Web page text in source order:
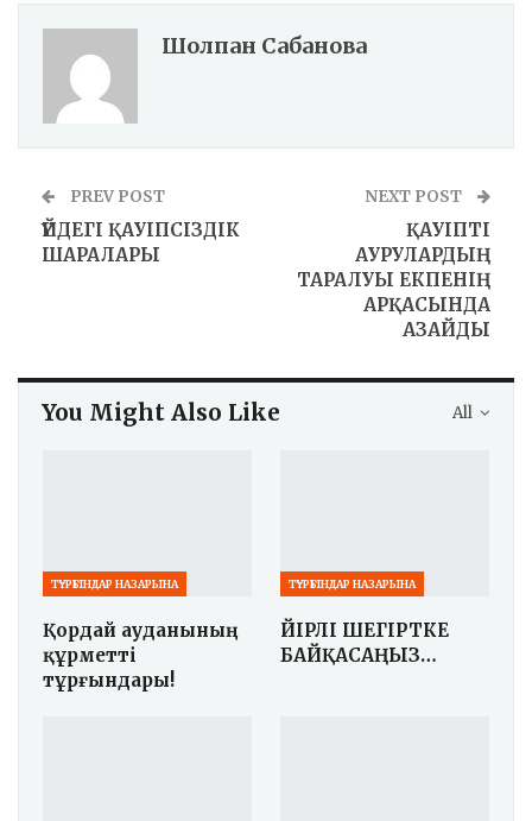
Шолпан Сабанова
PREV POST
ҮЙДЕГІ ҚАУІПСІЗДІК
ШАРАЛАРЫ
NEXT POST
ҚАУІПТІ
АУРУЛАРДЫҢ
ТАРАЛУЫ ЕКПЕНІҢ
АРҚАСЫНДА
АЗАЙДЫ
All
You Might Also Like
ТҰРҒЫНДАР НАЗАРЫНА
Қордай ауданының
құрметті
тұрғындары!
ТҰРҒЫНДАР НАЗАРЫНА
ҮЙІРЛІ ШЕГІРТКЕ
БАЙҚАСАҢЫЗ…